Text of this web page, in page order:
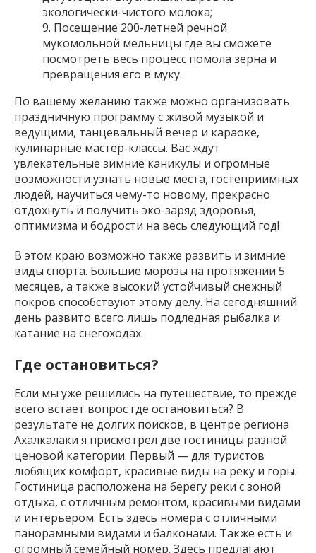
экологически-чистого молока;
Посещение 200-летней речной
мукомольной мельницы где вы сможете
посмотреть весь процесс помола зерна и
превращения его в муку.
По вашему желанию также можно организовать
праздничную программу с живой музыкой и
ведущими, танцевальный вечер и караоке,
кулинарные мастер-классы. Вас ждут
увлекательные зимние каникулы и огромные
возможности узнать новые места, гостеприимных
людей, научиться чему-то новому, прекрасно
отдохнуть и получить эко-заряд здоровья,
оптимизма и бодрости на весь следующий год!
В этом краю возможно также развить и зимние
виды спорта. Большие морозы на протяжении 5
месяцев, а также высокий устойчивый снежный
покров способствуют этому делу. На сегодняшний
день развито всего лишь подледная рыбалка и
катание на снегоходах.
Где остановиться?
Если мы уже решились на путешествие, то прежде
всего встает вопрос где остановиться? В
результате не долгих поисков, в центре региона
Ахалкалаки я присмотрел две гостиницы разной
ценовой категории. Первый — для туристов
любящих комфорт, красивые виды на реку и горы.
Гостиница расположена на берегу реки с зоной
отдыха, с отличным ремонтом, красивыми видами
и интерьером. Есть здесь номера с отличными
панорамными видами и балконами. Также есть и
огромный семейный номер. Здесь предлагают